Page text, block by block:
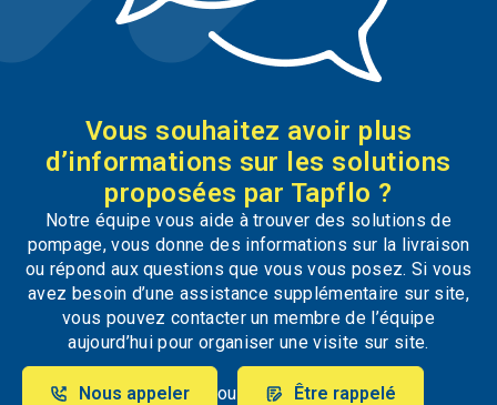
Vous souhaitez avoir plus
d’informations sur les solutions
proposées par Tapflo ?
Notre équipe vous aide à trouver des solutions de
pompage, vous donne des informations sur la livraison
ou répond aux questions que vous vous posez. Si vous
avez besoin d’une assistance supplémentaire sur site,
vous pouvez contacter un membre de l’équipe
aujourd’hui pour organiser une visite sur site.
Nous appeler ou Être rappelé